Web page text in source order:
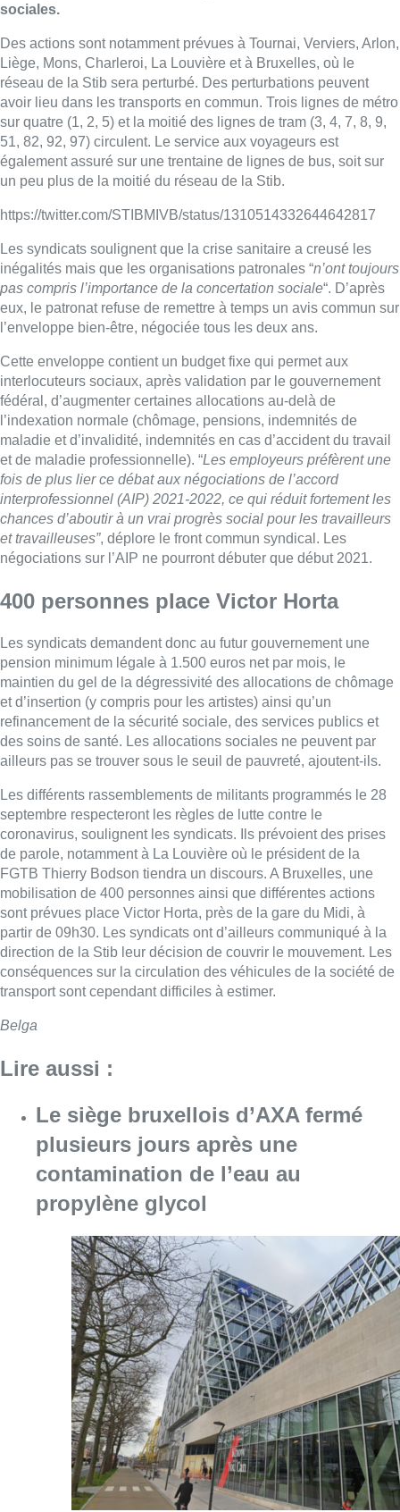
sociales.
Des actions sont notamment prévues à Tournai, Verviers, Arlon,
Liège, Mons, Charleroi, La Louvière et à Bruxelles, où le
réseau de la Stib sera perturbé. Des perturbations peuvent
avoir lieu dans les transports en commun. Trois lignes de métro
sur quatre (1, 2, 5) et la moitié des lignes de tram (3, 4, 7, 8, 9,
51, 82, 92, 97) circulent. Le service aux voyageurs est
également assuré sur une trentaine de lignes de bus, soit sur
un peu plus de la moitié du réseau de la Stib.
https://twitter.com/STIBMIVB/status/1310514332644642817
Les syndicats soulignent que la crise sanitaire a creusé les
inégalités mais que les organisations patronales “n’ont toujours
pas compris l’importance de la concertation sociale“. D’après
eux, le patronat refuse de remettre à temps un avis commun sur
l’enveloppe bien-être, négociée tous les deux ans.
Cette enveloppe contient un budget fixe qui permet aux
interlocuteurs sociaux, après validation par le gouvernement
fédéral, d’augmenter certaines allocations au-delà de
l’indexation normale (chômage, pensions, indemnités de
maladie et d’invalidité, indemnités en cas d’accident du travail
et de maladie professionnelle). “Les employeurs préfèrent une
fois de plus lier ce débat aux négociations de l’accord
interprofessionnel (AIP) 2021-2022, ce qui réduit fortement les
chances d’aboutir à un vrai progrès social pour les travailleurs
et travailleuses”, déplore le front commun syndical. Les
négociations sur l’AIP ne pourront débuter que début 2021.
400 personnes place Victor Horta
Les syndicats demandent donc au futur gouvernement une
pension minimum légale à 1.500 euros net par mois, le
maintien du gel de la dégressivité des allocations de chômage
et d’insertion (y compris pour les artistes) ainsi qu’un
refinancement de la sécurité sociale, des services publics et
des soins de santé. Les allocations sociales ne peuvent par
ailleurs pas se trouver sous le seuil de pauvreté, ajoutent-ils.
Les différents rassemblements de militants programmés le 28
septembre respecteront les règles de lutte contre le
coronavirus, soulignent les syndicats. Ils prévoient des prises
de parole, notamment à La Louvière où le président de la
FGTB Thierry Bodson tiendra un discours. A Bruxelles, une
mobilisation de 400 personnes ainsi que différentes actions
sont prévues place Victor Horta, près de la gare du Midi, à
partir de 09h30. Les syndicats ont d’ailleurs communiqué à la
direction de la Stib leur décision de couvrir le mouvement. Les
conséquences sur la circulation des véhicules de la société de
transport sont cependant difficiles à estimer.
Belga
Lire aussi :
Le siège bruxellois d’AXA fermé
plusieurs jours après une
contamination de l’eau au
propylène glycol